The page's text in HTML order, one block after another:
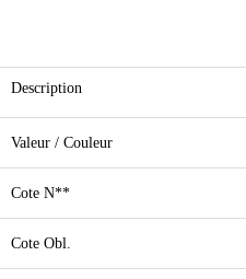
Description
Valeur / Couleur
Cote N**
Cote Obl.